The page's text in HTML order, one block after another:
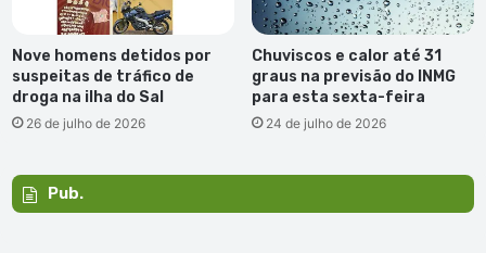
Nove homens detidos por
suspeitas de tráfico de
droga na ilha do Sal
26 de julho de 2026
Chuviscos e calor até 31
graus na previsão do INMG
para esta sexta-feira
24 de julho de 2026
Pub.